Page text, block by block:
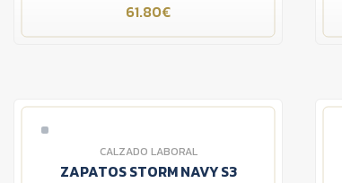
61.80€
CALZADO LABORAL
ZAPATOS STORM NAVY S3